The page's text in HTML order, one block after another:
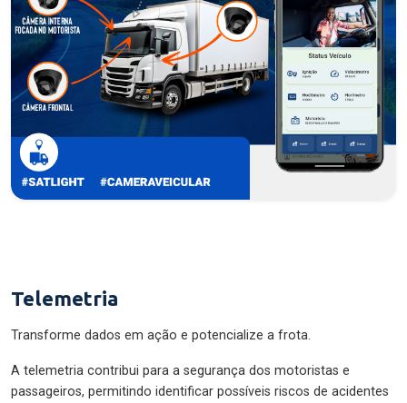
Telemetria
Transforme dados em ação e potencialize a frota.
A telemetria contribui para a segurança dos motoristas e
passageiros, permitindo identificar possíveis riscos de acidentes